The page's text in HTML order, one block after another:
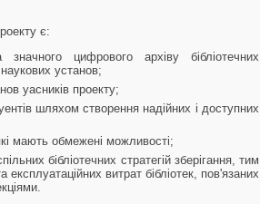
є:
цифрового архіву бібліотечних
установ;
уасників проекту;
шляхом створення надійних і доступних
мають обмежені можливості;
бібліотечних стратегій зберігання, тим
витрат бібліотек, пов'язаних